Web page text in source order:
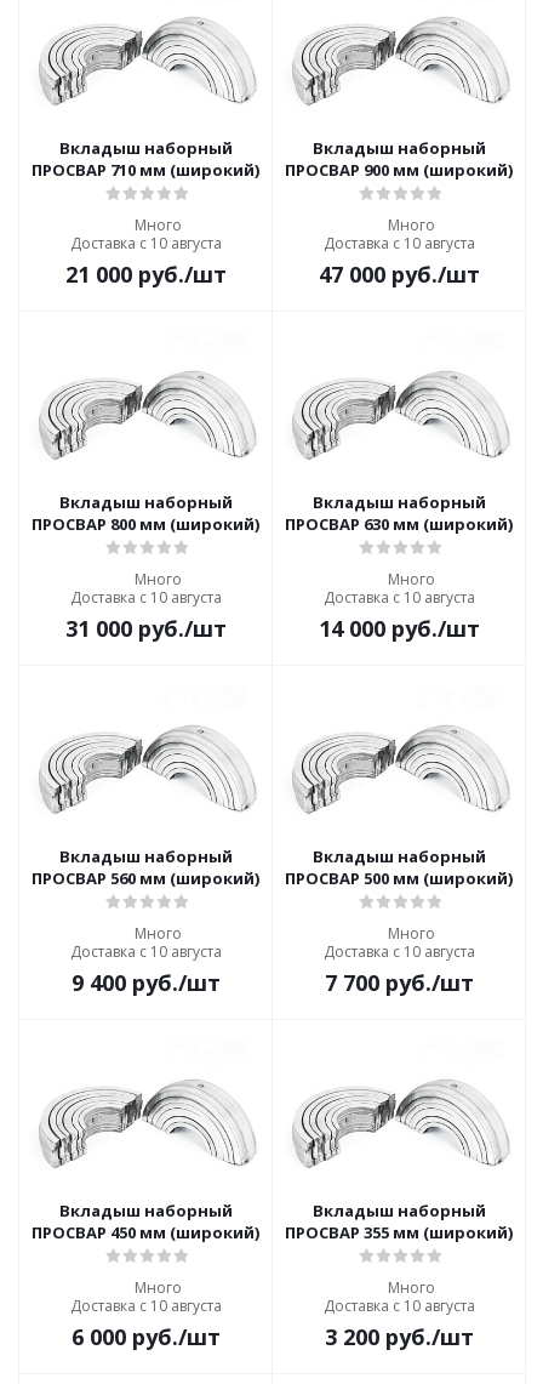
Вкладыш наборный
ПРОСВАР 710 мм (широкий)
Много
Доставка с 10 августа
21 000руб./шт
Вкладыш наборный
ПРОСВАР 900 мм (широкий)
Много
Доставка с 10 августа
47 000руб./шт
Вкладыш наборный
ПРОСВАР 800 мм (широкий)
Много
Доставка с 10 августа
31 000руб./шт
Вкладыш наборный
ПРОСВАР 630 мм (широкий)
Много
Доставка с 10 августа
14 000руб./шт
Вкладыш наборный
ПРОСВАР 560 мм (широкий)
Много
Доставка с 10 августа
9 400руб./шт
Вкладыш наборный
ПРОСВАР 500 мм (широкий)
Много
Доставка с 10 августа
7 700руб./шт
Вкладыш наборный
ПРОСВАР 450 мм (широкий)
Много
Доставка с 10 августа
6 000руб./шт
Вкладыш наборный
ПРОСВАР 355 мм (широкий)
Много
Доставка с 10 августа
3 200руб./шт